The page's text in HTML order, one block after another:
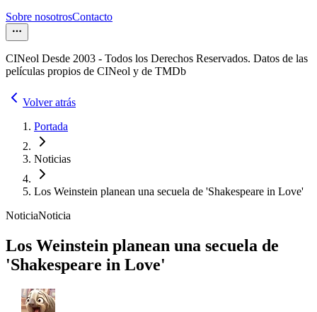
Sobre nosotrosContacto
CINeol Desde 2003 - Todos los Derechos Reservados. Datos de las
películas propios de CINeol y de TMDb
Volver atrás
Portada
Noticias
Los Weinstein planean una secuela de 'Shakespeare in Love'
NoticiaNoticia
Los Weinstein planean una secuela de
'Shakespeare in Love'